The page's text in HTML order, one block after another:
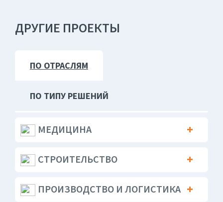
ДРУГИЕ ПРОЕКТЫ
ПО ОТРАСЛЯМ
ПО ТИПУ РЕШЕНИЙ
МЕДИЦИНА
СТРОИТЕЛЬСТВО
ПРОИЗВОДСТВО И ЛОГИСТИКА